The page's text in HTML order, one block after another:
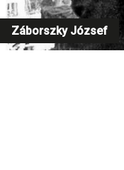
Záborszky József